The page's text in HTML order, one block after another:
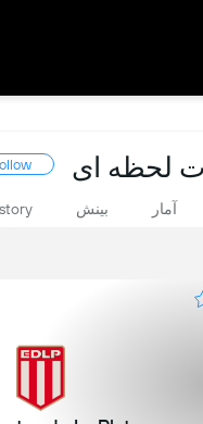
آمار بینش